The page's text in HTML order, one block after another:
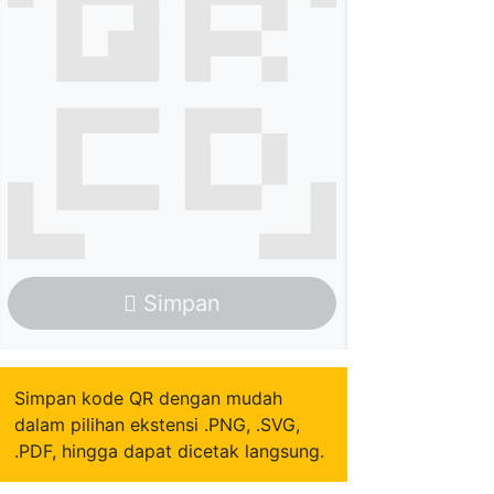
Simpan
Simpan kode QR dengan mudah
dalam pilihan ekstensi .PNG, .SVG,
.PDF, hingga dapat dicetak langsung.